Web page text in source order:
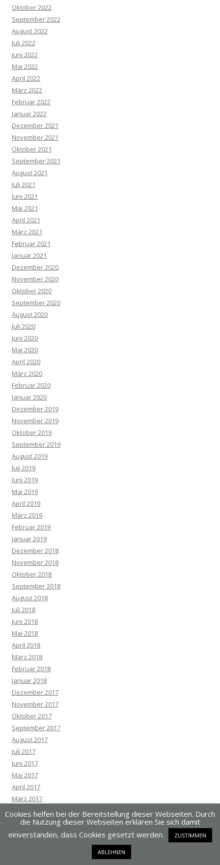
Oktober 2022
September 2022
August 2022
Juli 2022
Juni 2022
Mai 2022
April 2022
März 2022
Februar 2022
Januar 2022
Dezember 2021
November 2021
Oktober 2021
September 2021
August 2021
Juli 2021
Juni 2021
Mai 2021
April 2021
März 2021
Februar 2021
Januar 2021
Dezember 2020
November 2020
Oktober 2020
September 2020
August 2020
Juli 2020
Juni 2020
Mai 2020
April 2020
März 2020
Februar 2020
Januar 2020
Dezember 2019
November 2019
Oktober 2019
September 2019
August 2019
Juli 2019
Juni 2019
Mai 2019
April 2019
März 2019
Februar 2019
Januar 2019
Dezember 2018
November 2018
Oktober 2018
September 2018
August 2018
Juli 2018
Juni 2018
Mai 2018
April 2018
März 2018
Februar 2018
Januar 2018
Dezember 2017
November 2017
Oktober 2017
September 2017
August 2017
Juli 2017
Juni 2017
Mai 2017
April 2017
März 2017
Februar 2017
Januar 2017
Dezember 2016
Cookies helfen bei der Bereitstellung dieser Webseiten. Durch
die Nutzung dieser Webseiten erklären Sie sich damit
einverstanden, dass Cookies gesetzt werden.
ZUSTIMMEN
ABLEHNEN